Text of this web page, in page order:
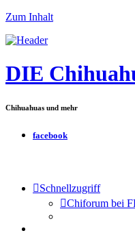
Zum Inhalt
DIE
Chihuahuas und mehr
facebook
Schnellzugriff
Chiforum bei